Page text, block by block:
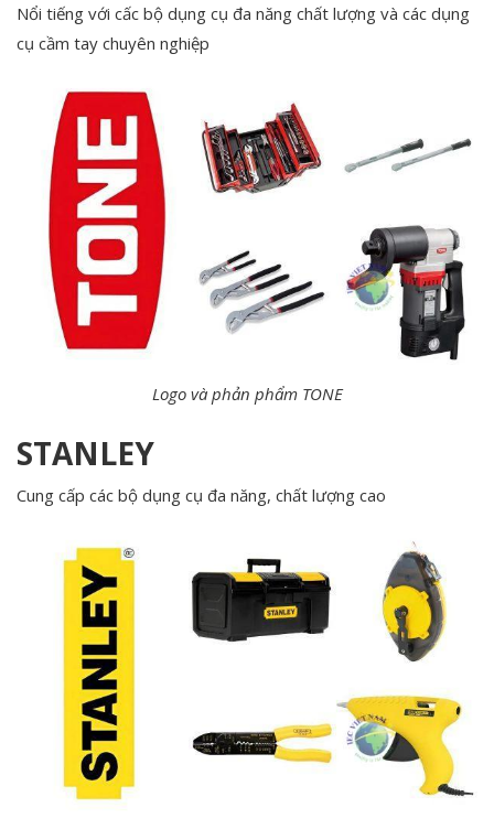
Nổi tiếng với cấc bộ dụng cụ đa năng chất lượng và các dụng
cụ cầm tay chuyên nghiệp
Logo và phản phẩm TONE
STANLEY
Cung cấp các bộ dụng cụ đa năng, chất lượng cao